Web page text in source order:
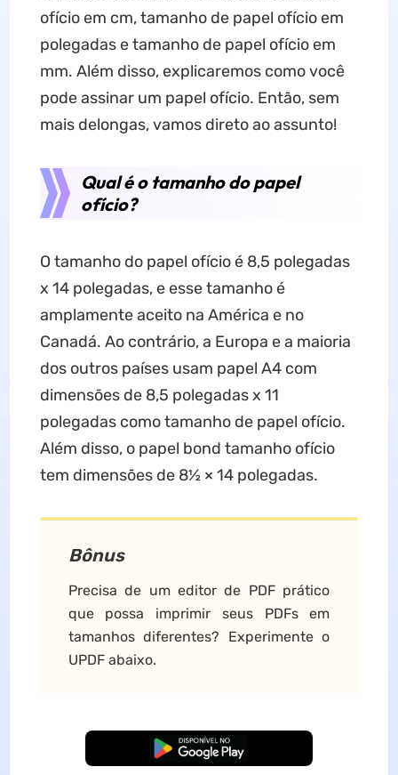
ofício em cm, tamanho de papel ofício em
polegadas e tamanho de papel ofício em
mm. Além disso, explicaremos como você
pode assinar um papel ofício. Então, sem
mais delongas, vamos direto ao assunto!
Qual é o tamanho do papel
ofício?
O tamanho do papel ofício é 8,5 polegadas
x 14 polegadas, e esse tamanho é
amplamente aceito na América e no
Canadá. Ao contrário, a Europa e a maioria
dos outros países usam papel A4 com
dimensões de 8,5 polegadas x 11
polegadas como tamanho de papel ofício.
Além disso, o papel bond tamanho ofício
tem dimensões de 8½ × 14 polegadas.
Bônus
Precisa de um editor de PDF prático
que possa imprimir seus PDFs em
tamanhos diferentes? Experimente o
UPDF abaixo.
Baixar Grátis